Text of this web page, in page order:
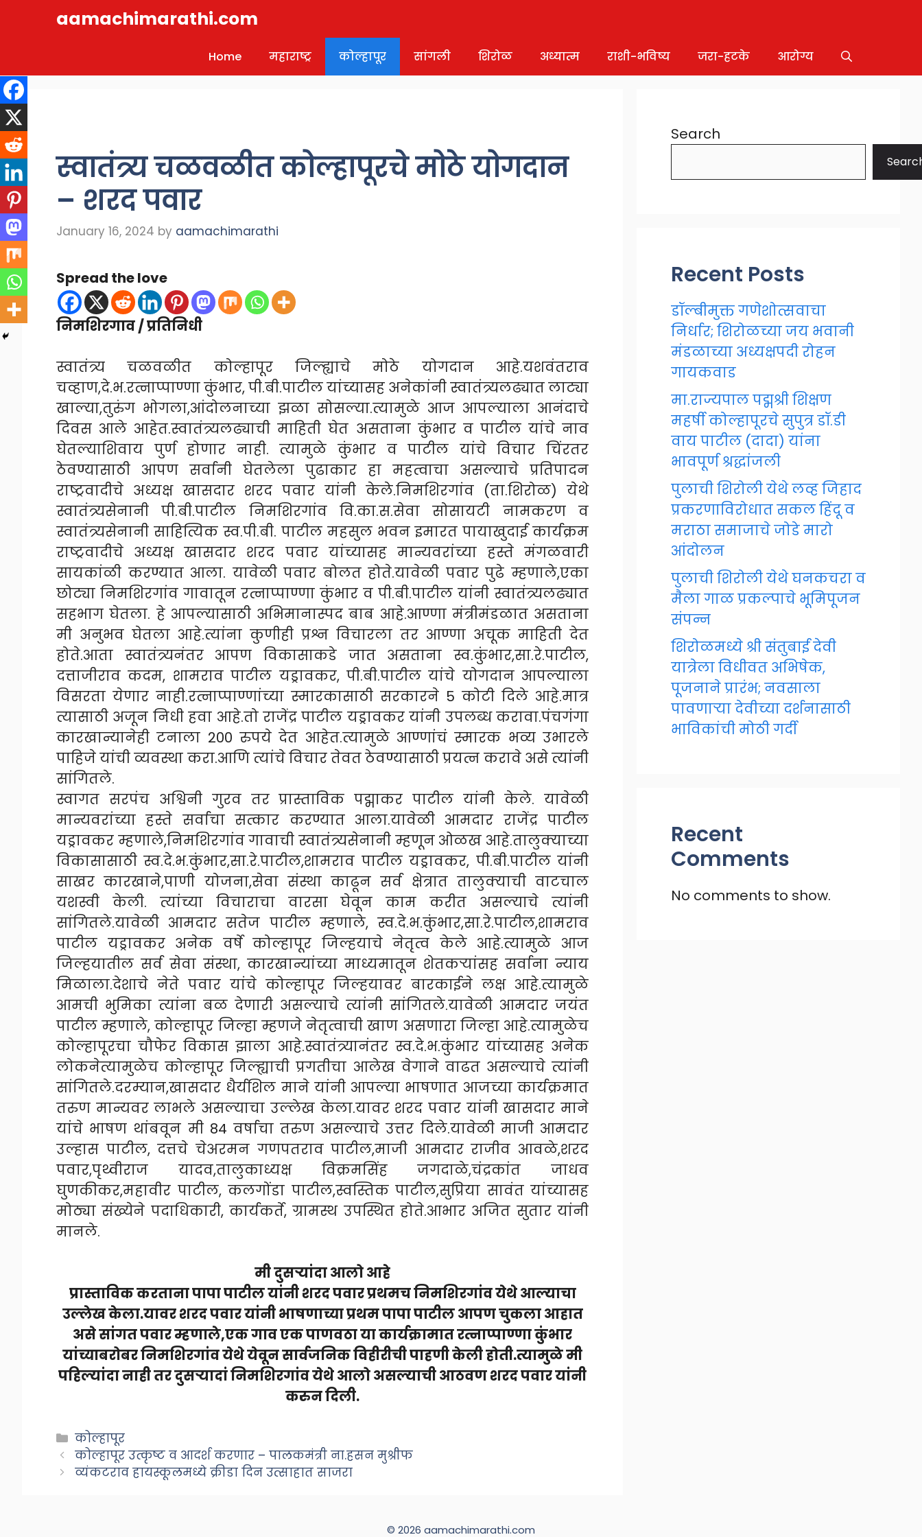
aamachimarathi.com
Home महाराष्ट्र कोल्हापूर सांगली शिरोळ अध्यात्म राशी-भविष्य जरा-हटके आरोग्य
स्वातंत्र्य चळवळीत कोल्हापूरचे मोठे योगदान
– शरद पवार
January 16, 2024 by aamachimarathi
Spread the love
निमशिरगाव / प्रतिनिधी
स्वातंत्र्य चळवळीत कोल्हापूर जिल्ह्याचे मोठे योगदान आहे.यशवंतराव
चव्हाण,दे.भ.रत्नाप्पाण्णा कुंभार, पी.बी.पाटील यांच्यासह अनेकांनी स्वातंत्र्यलढ्यात लाट्या
खाल्या,तुरुंग भोगला,आंदोलनाच्या झळा सोसल्या.त्यामुळे आज आपल्याला आनंदाचे
दिवस आले आहेत.स्वातंत्र्यलढ्याची माहिती घेत असताना कुंभार व पाटील यांचे नाव
घेतल्याशिवाय पुर्ण होणार नाही. त्यामुळे कुंभार व पाटील यांचे विचार चिंरतर
ठेवण्यासाठी आपण सर्वानी घेतलेला पुढाकार हा महत्वाचा असल्याचे प्रतिपादन
राष्ट्रवादीचे अध्यक्ष खासदार शरद पवार यांनी केले.निमशिरगांव (ता.शिरोळ) येथे
स्वातंत्र्यसेनानी पी.बी.पाटील निमशिरगांव वि.का.स.सेवा सोसायटी नामकरण व
स्वातंत्र्यसेनानी साहित्यिक स्व.पी.बी. पाटील महसुल भवन इमारत पायाखुदाई कार्यक्रम
राष्ट्रवादीचे अध्यक्ष खासदार शरद पवार यांच्यासह मान्यवरांच्या हस्ते मंगळवारी
सायकांळी करण्यात आला. यावेळी पवार बोलत होते.यावेळी पवार पुढे म्हणाले,एका
छोट्या निमशिरगांव गावातून रत्नाप्पाण्णा कुंभार व पी.बी.पाटील यांनी स्वातंत्र्यलढ्यात
सहभाग घेतला. हे आपल्यासाठी अभिमानास्पद बाब आहे.आण्णा मंत्रीमंडळात असताना
मी अनुभव घेतला आहे.त्यांना कुणीही प्रश्न विचारला तर आण्णा अचूक माहिती देत
होते.आता स्वातंत्र्यनंतर आपण विकासाकडे जात असताना स्व.कुंभार,सा.रे.पाटील,
दत्ताजीराव कदम, शामराव पाटील यड्रावकर, पी.बी.पाटील यांचे योगदान आपल्याला
विसरता येणार नाही.रत्नाप्पाण्णांच्या स्मारकासाठी सरकारने 5 कोटी दिले आहे.मात्र
त्यासाठी अजून निधी हवा आहे.तो राजेंद्र पाटील यड्रावकर यांनी उपलब्ध करावा.पंचगंगा
कारखान्यानेही टनाला 200 रुपये देत आहेत.त्यामुळे आण्णांचं स्मारक भव्य उभारले
पाहिजे यांची व्यवस्था करा.आणि त्यांचे विचार तेवत ठेवण्यासाठी प्रयत्न करावे असे त्यांनी
सांगितले.
स्वागत सरपंच अश्विनी गुरव तर प्रास्ताविक पद्माकर पाटील यांनी केले. यावेळी
मान्यवरांच्या हस्ते सर्वाचा सत्कार करण्यात आला.यावेळी आमदार राजेंद्र पाटील
यड्रावकर म्हणाले,निमशिरगांव गावाची स्वातंत्र्यसेनानी म्हणून ओळख आहे.तालुक्याच्या
विकासासाठी स्व.दे.भ.कुंभार,सा.रे.पाटील,शामराव पाटील यड्रावकर, पी.बी.पाटील यांनी
साखर कारखाने,पाणी योजना,सेवा संस्था काढून सर्व क्षेत्रात तालुक्याची वाटचाल
यशस्वी केली. त्यांच्या विचाराचा वारसा घेवून काम करीत असल्याचे त्यांनी
सांगितले.यावेळी आमदार सतेज पाटील म्हणाले, स्व.दे.भ.कुंभार,सा.रे.पाटील,शामराव
पाटील यड्रावकर अनेक वर्षे कोल्हापूर जिल्हयाचे नेतृत्व केले आहे.त्यामुळे आज
जिल्हयातील सर्व सेवा संस्था, कारखान्यांच्या माध्यमातून शेतकर्‍यांसह सर्वाना न्याय
मिळाला.देशाचे नेते पवार यांचे कोल्हापूर जिल्हयावर बारकाईने लक्ष आहे.त्यामुळे
आमची भुमिका त्यांना बळ देणारी असल्याचे त्यांनी सांगितले.यावेळी आमदार जयंत
पाटील म्हणाले, कोल्हापूर जिल्हा म्हणजे नेतृत्वाची खाण असणारा जिल्हा आहे.त्यामुळेच
कोल्हापूरचा चौफेर विकास झाला आहे.स्वातंत्र्यानंतर स्व.दे.भ.कुंभार यांच्यासह अनेक
लोकनेत्यामुळेच कोल्हापूर जिल्ह्याची प्रगतीचा आलेख वेगाने वाढत असल्याचे त्यांनी
सांगितले.दरम्यान,खासदार धैर्यशिल माने यांनी आपल्या भाषणात आजच्या कार्यक्रमात
तरुण मान्यवर लाभले असल्याचा उल्लेख केला.यावर शरद पवार यांनी खासदार माने
यांचे भाषण थांबवून मी 84 वर्षाचा तरुण असल्याचे उत्तर दिले.यावेळी माजी आमदार
उल्हास पाटील, दत्तचे चेअरमन गणपतराव पाटील,माजी आमदार राजीव आवळे,शरद
पवार,पृथ्वीराज यादव,तालुकाध्यक्ष विक्रमसिंह जगदाळे,चंद्रकांत जाधव
घुणकीकर,महावीर पाटील, कलगोंडा पाटील,स्वस्तिक पाटील,सुप्रिया सावंत यांच्यासह
मोठ्या संख्येने पदाधिकारी, कार्यकर्ते, ग्रामस्थ उपस्थित होते.आभार अजित सुतार यांनी
मानले.
मी दुसर्‍यांदा आलो आहे
प्रास्ताविक करताना पापा पाटील यांनी शरद पवार प्रथमच निमशिरगांव येथे आल्याचा
उल्लेख केला.यावर शरद पवार यांनी भाषणाच्या प्रथम पापा पाटील आपण चुकला आहात
असे सांगत पवार म्हणाले,एक गाव एक पाणवठा या कार्यक्रामात रत्नाप्पाण्णा कुंभार
यांच्याबरोबर निमशिरगांव येथे येवून सार्वजनिक विहीरीची पाहणी केली होती.त्यामुळे मी
पहिल्यांदा नाही तर दुसर्‍यादां निमशिरगांव येथे आलो असल्याची आठवण शरद पवार यांनी
करुन दिली.
Categories
कोल्हापूर
कोल्हापूर उत्कृष्ट व आदर्श करणार – पालकमंत्री ना.हसन मुश्रीफ
व्यंकटराव हायस्कूलमध्ये क्रीडा दिन उत्साहात साजरा
Search
Recent Posts
डॉल्बीमुक्त गणेशोत्सवाचा
निर्धार; शिरोळच्या जय भवानी
मंडळाच्या अध्यक्षपदी रोहन
गायकवाड
मा.राज्यपाल पद्मश्री शिक्षण
महर्षी कोल्हापूरचे सुपुत्र डॉ.डी
वाय पाटील (दादा) यांना
भावपूर्ण श्रद्धांजली
पुलाची शिरोली येथे लव्ह जिहाद
प्रकरणाविरोधात सकल हिंदू व
मराठा समाजाचे जोडे मारो
आंदोलन
पुलाची शिरोली येथे घनकचरा व
मैला गाळ प्रकल्पाचे भूमिपूजन
संपन्न
शिरोळमध्ये श्री संतुबाई देवी
यात्रेला विधीवत अभिषेक,
पूजनाने प्रारंभ; नवसाला
पावणाऱ्या देवीच्या दर्शनासाठी
भाविकांची मोठी गर्दी
Recent
Comments
No comments to show.
© 2026 aamachimarathi.com